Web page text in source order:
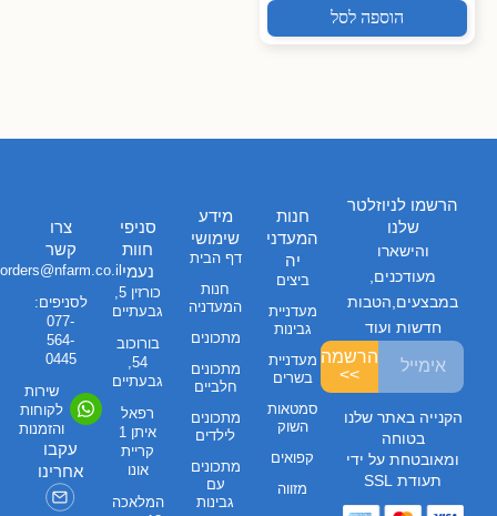
הוספה לסל
חנות
המעדני
יה
ביצים
מעדניית
גבינות
מעדניית
בשרים
סמטאות
השוק
קפואים
מזווה
מידע
שימושי
דף הבית
חנות
המעדניה
מתכונים
מתכונים
חלביים
מתכונים
לילדים
מתכונים
עם
גבינות
סניפי
חוות
נעמי
כורזין 5,
גבעתיים
בורוכוב
54,
גבעתיים
רפאל
איתן 1
קריית
אונו
המלאכה
צרו
קשר
orders@nfarm.co.il
לסניפים:
077-
564-
0445
שירות
לקוחות
והזמנות
עקבו
אחרינו
הרשמו לניוזלטר
שלנו
והישארו
מעודכנים,
במבצעים,הטבות
חדשות ועוד
הרשמה
>>
הקנייה באתר שלנו
בטוחה
ומאובטחת על ידי
תעודת SSL